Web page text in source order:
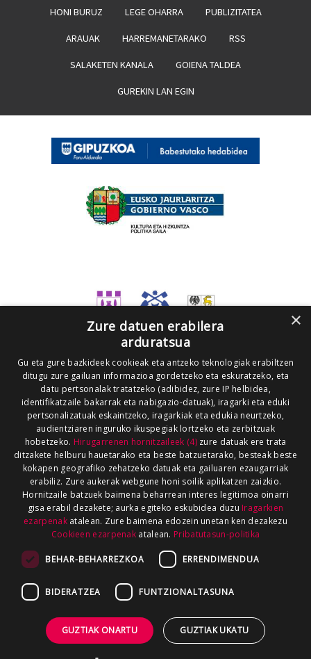
HONI BURUZ LEGE OHARRA PUBLIZITATEA
ARAUAK HARREMANETARAKO RSS
SALAKETEN KANALA GOIENA TALDEA
GUREKIN LAN EGIN
×
Zure datuen erabilera
arduratsua
Gu eta gure bazkideek cookieak eta antzeko teknologiak erabiltzen
ditugu zure gailuan informazioa gordetzeko eta eskuratzeko, eta
datu pertsonalak tratatzeko (adibidez, zure IP helbidea,
identifikatzaile bakarrak eta nabigazio-datuak), iragarki eta eduki
pertsonalizatuak eskaintzeko, iragarkiak eta edukia neurtzeko,
audientziaren inguruko ikuspegiak lortzeko eta zerbitzuak
hobetzeko. Hirugarrenen hornitzaileek (4)zure datuak ere trata
ditzakete helburu hauetarako eta beste batzuetarako, besteak beste
kokapen geografiko zehatzeko datuak eta gailuaren ezaugarriak
erabiliz. Zure aukerak webgune honi soilik aplikatzen zaizkio.
Hornitzaile batzuek baimena beharrean interes legitimoa oinarri
gisa erabil dezakete; aurka egiteko eskubidea duzu Iragarkien
ezarpenakatalean. Zure baimena edozein unetan ken dezakezu
Cookieen ezarpenak atalean. Pribatutasun-politika
BEHAR-BEHARREZKOA ERRENDIMENDUA
BIDERATZEA FUNTZIONALTASUNA
GUZTIAK ONARTU GUZTIAK UKATU